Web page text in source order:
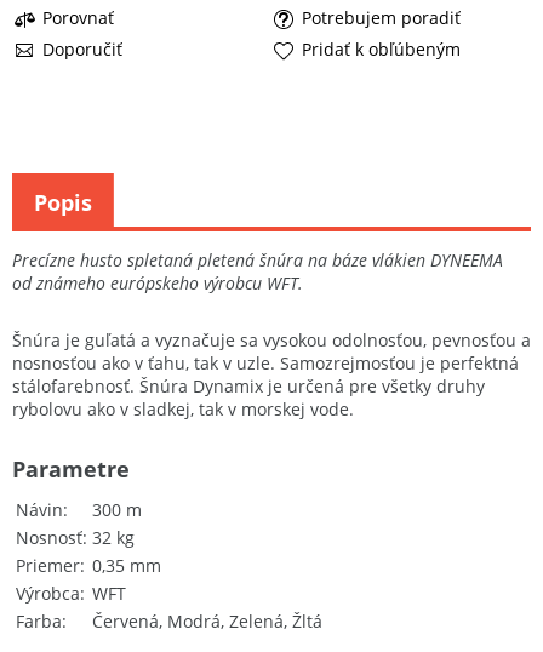
Porovnať
Potrebujem poradiť
Doporučiť
Pridať k obľúbeným
Precízne husto spletaná pletená šnúra na báze vlákien DYNEEMA
od známeho európskeho výrobcu WFT.
Šnúra je guľatá a vyznačuje sa vysokou odolnosťou, pevnosťou a
nosnosťou ako v ťahu, tak v uzle. Samozrejmosťou je perfektná
stálofarebnosť. Šnúra Dynamix je určená pre všetky druhy
rybolovu ako v sladkej, tak v morskej vode.
Návin
300 m
Nosnosť 32 kg
Priemer 0,35 mm
Výrobca WFT
Farba
Červená, Modrá, Zelená, Žltá
Parametre
Popis